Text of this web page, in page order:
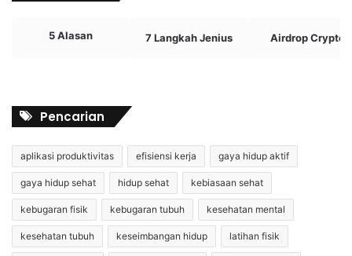
5 Alasan 7 Langkah Jenius Airdrop Crypto
Pencarian
aplikasi produktivitas efisiensi kerja gaya hidup aktif
gaya hidup sehat hidup sehat kebiasaan sehat
kebugaran fisik kebugaran tubuh kesehatan mental
kesehatan tubuh keseimbangan hidup latihan fisik